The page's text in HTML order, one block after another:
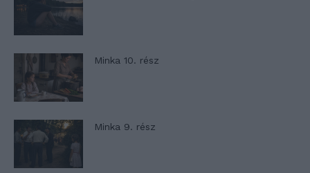
Minka 10. rész
Minka 9. rész